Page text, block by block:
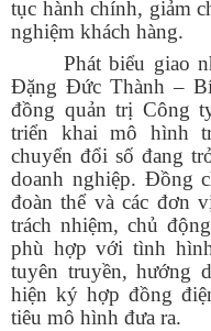
tục hành chính, giảm
nghiệm khách hàng.
Phát biểu giao
Đặng Đức Thành –
đồng quản trị Công
triển khai mô hình
chuyển đổi số đang
doanh nghiệp. Đồng
đoàn thể và các đơn
trách nhiệm, chủ
phù hợp với tình
tuyên truyền, hướng
hiện ký hợp đồng
tiêu mô hình đưa ra.